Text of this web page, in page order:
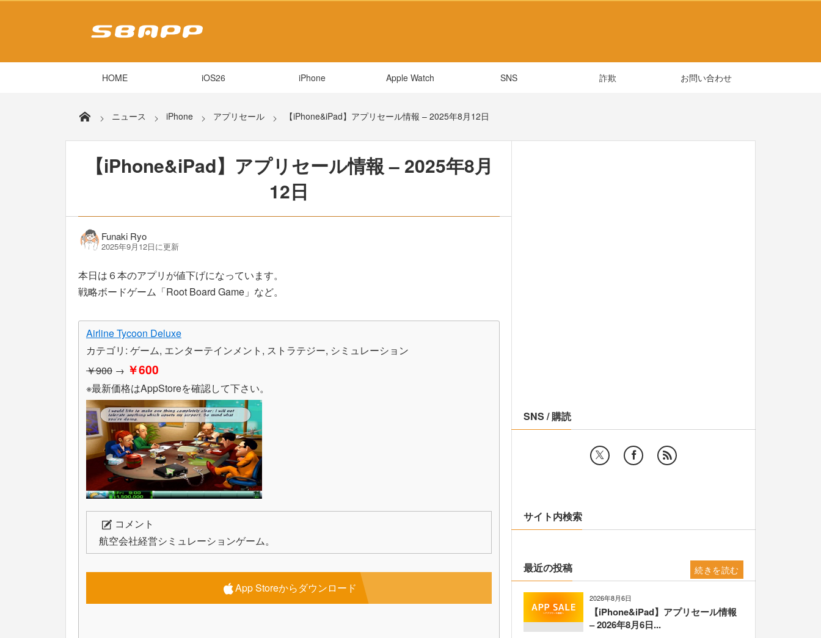
HOME iOS26 iPhone Apple Watch SNS 詐欺 お問い合わせ
ニュース iPhone アプリセール 【iPhone&iPad】アプリセール情報 – 2025年8月12日
【iPhone&iPad】アプリセール情報 – 2025年8月
12日
Funaki Ryo
2025年9月12日に更新
本日は６本のアプリが値下げになっています。
戦略ボードゲーム「Root Board Game」など。
Airline Tycoon Deluxe
カテゴリ: ゲーム, エンターテインメント, ストラテジー, シミュレーション
￥900 → ￥600
※最新価格はAppStoreを確認して下さい。
コメント
航空会社経営シミュレーションゲーム。
App Storeからダウンロード
SNS / 購読
サイト内検索
最近の投稿
2026年8月6日
【iPhone&iPad】アプリセール情報
– 2026年8月6日...
続きを読む